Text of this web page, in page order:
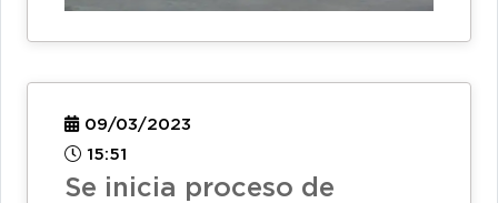
09/03/2023
15:51
Se inicia proceso de